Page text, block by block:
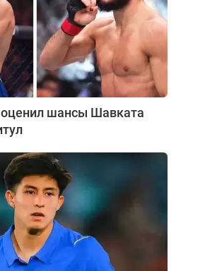
шансы Шавката